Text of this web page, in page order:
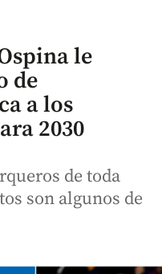
le
de
a los
2030
de toda
son algunos de